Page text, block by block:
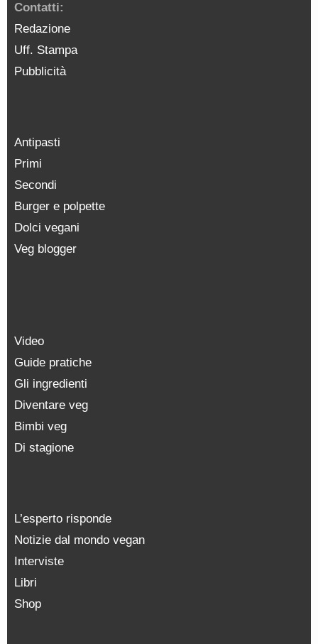
Contatti:
Redazione
Uff. Stampa
Pubblicità
Antipasti
Primi
Secondi
Burger e polpette
Dolci vegani
Veg blogger
Video
Guide pratiche
Gli ingredienti
Diventare veg
Bimbi veg
Di stagione
L’esperto risponde
Notizie dal mondo vegan
Interviste
Libri
Shop